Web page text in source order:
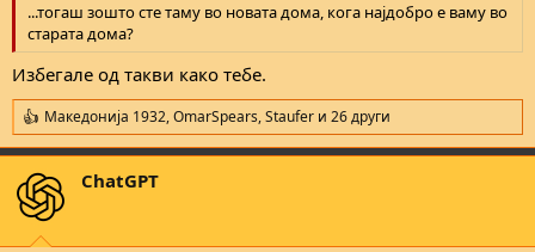
...тогаш зошто сте таму во новата дома, кога најдобро е ваму во
старата дома?
Избегале од такви како тебе.
R
e
a
c
t
i
Македонија 1932,OmarSpears,Staufer и 26 други
ChatGPT